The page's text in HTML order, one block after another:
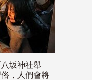
八坂神社舉
，人們會將